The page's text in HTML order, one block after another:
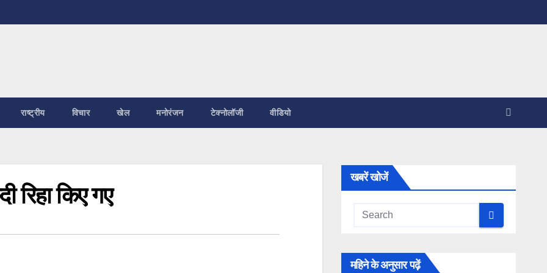
राष्ट्रीय विचार खेल मनोरंजन टेक्नोलॉजी वीडियो
रिहा किए गए
खबरें खोजें
महिने के अनुसार पढ़ें